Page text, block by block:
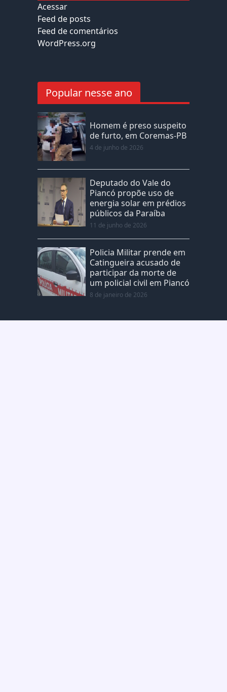
Acessar
Feed de posts
Feed de comentários
WordPress.org
Popular nesse ano
Homem é preso suspeito
de furto, em Coremas-PB
4 de junho de 2026
Deputado do Vale do
Piancó propõe uso de
energia solar em prédios
públicos da Paraíba
11 de junho de 2026
Policia Militar prende em
Catingueira acusado de
participar da morte de
um policial civil em Piancó
8 de janeiro de 2026